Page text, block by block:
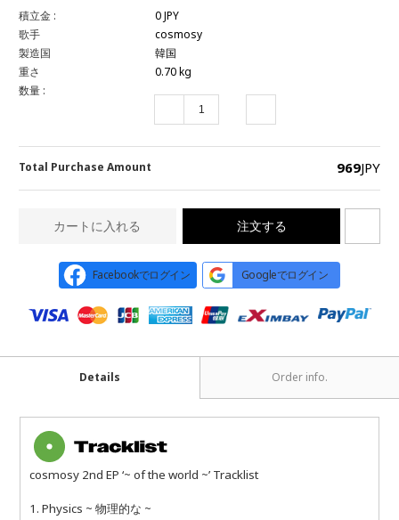
積立金 :
0 JPY
歌手
cosmosy
製造国
韓国
重さ
0.70 kg
数量 :
Total Purchase Amount 969JPY
カートに入れる 注文する
Facebookでログイン Googleでログイン
Details Order info.
cosmosy 2nd EP ‘~ of the world ~’ Tracklist
1. Physics ~ 物理的な ~